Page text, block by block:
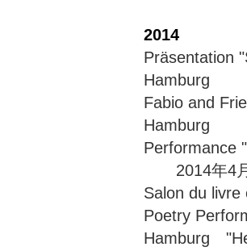
2014
Hamburg
Fabio and
Hamburg
Performance
2014年4月
Salon du
Poetry
Hamburg